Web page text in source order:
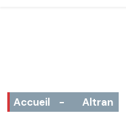
Accueil - Altran